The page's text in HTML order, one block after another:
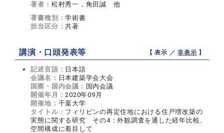
著者： 松村秀一，角田誠 他
著書種別：学術書
担当区分：共著
講演・口頭発表等 【 表示 ／非表示 】
記述言語： 日本語
会議名： 日本建築学会大会
国際・国内会議： 国内会議
開催年月：2020年09月
開催地： 千葉大学
タイトル： フィリピンの再定住地における住戸増改築の
実態に関する研究 その4：外観調査を通した経年比較、
空間構成に着目して